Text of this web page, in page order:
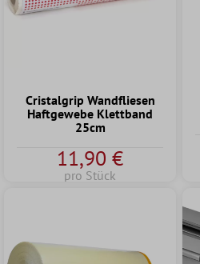
Cristalgrip Wandfliesen
Haftgewebe Klettband
25cm
11,90 €
pro Stück